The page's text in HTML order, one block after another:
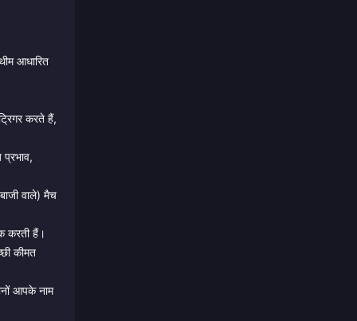
आधारित
करते हैं,
वाले) मैच
करती हैं।
कीमत
आपके नाम